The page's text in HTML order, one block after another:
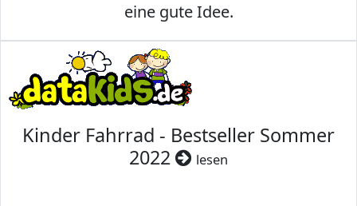
eine gute Idee.
Kinder Fahrrad - Bestseller Sommer
2022
lesen